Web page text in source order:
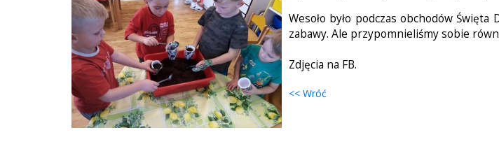
Wesoło było podczas obchodów
zabawy. Ale przypomnieliśmy sobie
Zdjęcia na FB.
<< Wróć